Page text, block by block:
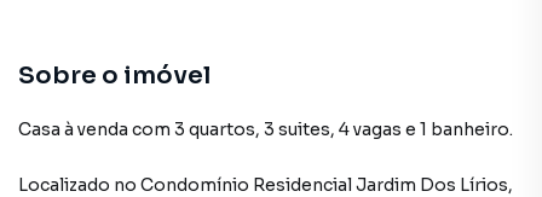
Sobre o imóvel
Casa à venda com 3 quartos, 3 suites, 4 vagas e 1 banheiro.
Localizado no Condomínio Residencial Jardim Dos Lírios,